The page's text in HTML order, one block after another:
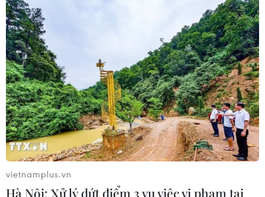
vietnamplus.vn
Hà Nội: Xử lý dứt điểm 3 vụ việc vi phạm tại